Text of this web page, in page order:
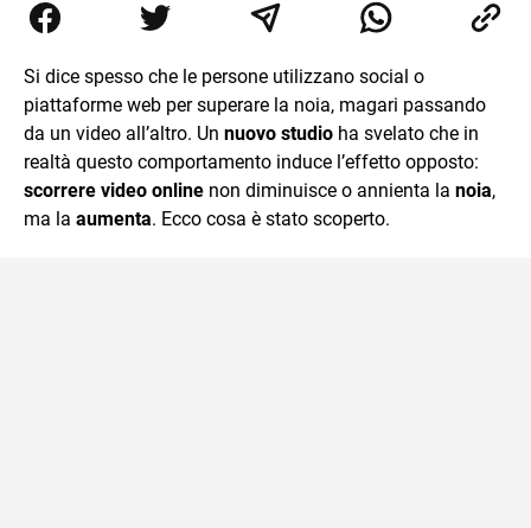
di trasformare la passione per la scrittura in un lavoro, e
da lì non mi sono più fermata. L’attualità è il mio pane
mente.
Si dice spesso che le persone utilizzano social o
piattaforme web per superare la noia, magari passando
da un video all’altro. Un nuovo studio ha svelato che in
realtà questo comportamento induce l’effetto opposto:
scorrere video online non diminuisce o annienta la noia,
ma la aumenta. Ecco cosa è stato scoperto.